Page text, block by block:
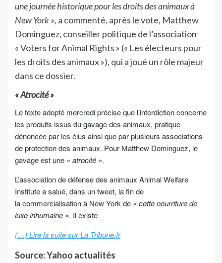
une journée historique pour les droits des animaux à
New York », a commenté, après le vote, Matthew
Dominguez, conseiller politique de l’association
« Voters for Animal Rights » (« Les électeurs pour
les droits des animaux »), qui a joué un rôle majeur
dans ce dossier.
« Atrocité »
Le texte adopté mercredi précise que l’interdiction concerne
les produits issus du gavage des animaux, pratique
dénoncée par les élus ainsi que par plusieurs associations
de protection des animaux. Pour Matthew Dominguez, le
gavage est une « atrocité ».
L’association de défense des animaux Animal Welfare
Institute a salué, dans un tweet, la fin de
la commercialisation à New York de « cette nourriture de
luxe inhumaine ». Il existe
(…) Lire la suite sur La Tribune.fr
Source: Yahoo actualités